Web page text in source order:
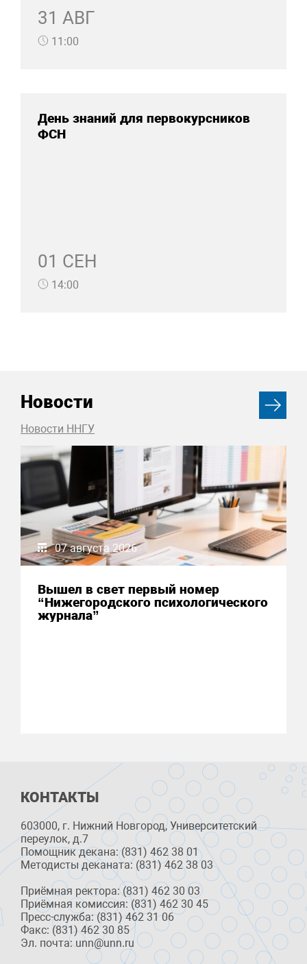
31 АВГ
11:00
День знаний для первокурсников
ФСН
01 СЕН
14:00
Новости
Новости ННГУ
07 августа 2026
Вышел в свет первый номер
“Нижегородского психологического
журнала”
КОНТАКТЫ
603000, г. Нижний Новгород, Университетский
переулок, д.7
Помощник декана: (831) 462 38 01
Методисты деканата: (831) 462 38 03
Приёмная ректора: (831) 462 30 03
Приёмная комиссия: (831) 462 30 45
Пресс-служба: (831) 462 31 06
Факс: (831) 462 30 85
Эл. почта: unn@unn.ru